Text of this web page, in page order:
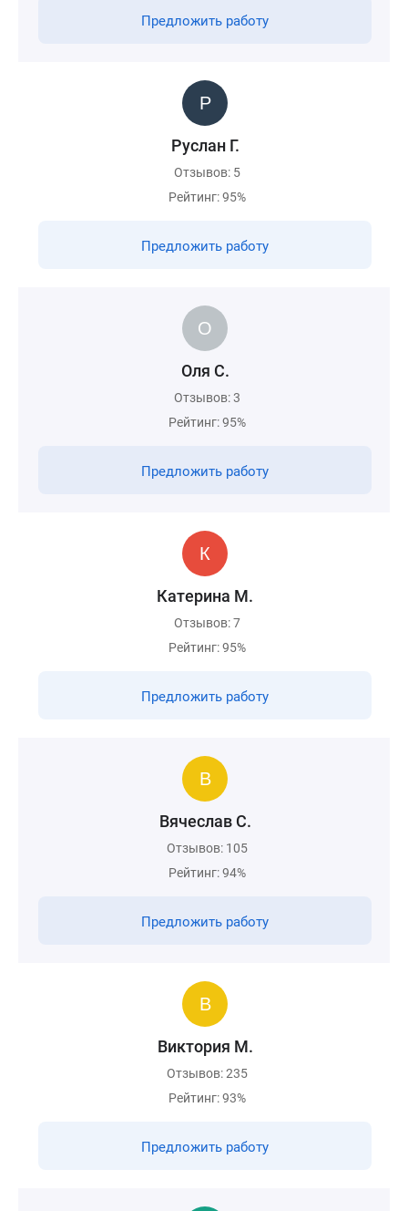
Предложить работу
Руслан Г.
Отзывов: 5
Рейтинг: 95%
Предложить работу
Оля С.
Отзывов: 3
Рейтинг: 95%
Предложить работу
Катерина М.
Отзывов: 7
Рейтинг: 95%
Предложить работу
Вячеслав С.
Отзывов: 105
Рейтинг: 94%
Предложить работу
Виктория М.
Отзывов: 235
Рейтинг: 93%
Предложить работу